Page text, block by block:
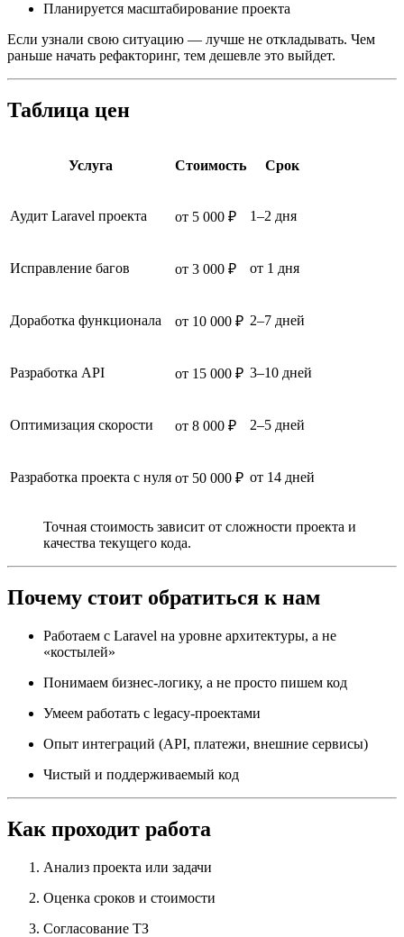
Планируется масштабирование проекта
Если узнали свою ситуацию — лучше не откладывать. Чем
раньше начать рефакторинг, тем дешевле это выйдет.
Таблица цен
Услуга Стоимость Срок
Аудит Laravel проекта от 5 000 ₽ 1–2 дня
Исправление багов от 3 000 ₽ от 1 дня
Доработка функционала от 10 000 ₽ 2–7 дней
Разработка API от 15 000 ₽ 3–10 дней
Оптимизация скорости от 8 000 ₽ 2–5 дней
Разработка проекта с нуля от 50 000 ₽ от 14 дней
Точная стоимость зависит от сложности проекта и
качества текущего кода.
Почему стоит обратиться к нам
Работаем с Laravel на уровне архитектуры, а не
«костылей»
Понимаем бизнес-логику, а не просто пишем код
Умеем работать с legacy-проектами
Опыт интеграций (API, платежи, внешние сервисы)
Чистый и поддерживаемый код
Как проходит работа
Анализ проекта или задачи
Оценка сроков и стоимости
Согласование ТЗ